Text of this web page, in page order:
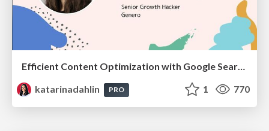
Efficient Content Optimization with Google Search Console & Apps Script
katarinadahlin
PRO 1 770